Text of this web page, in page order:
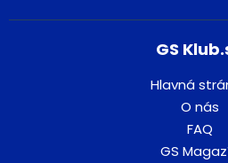
GS
Hlavná
O nás
FAQ
GS